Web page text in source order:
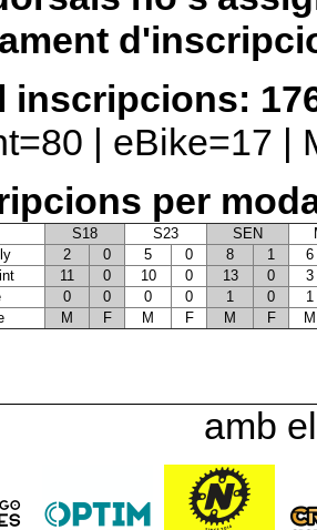
inscripcions:
| eBike=17 |
per
S18 S23 SEN
2 0 5 0 8 1
6
11 0 10 0 13 0
3
0 0 0 0 1 0
1
M F M F M F M
amb